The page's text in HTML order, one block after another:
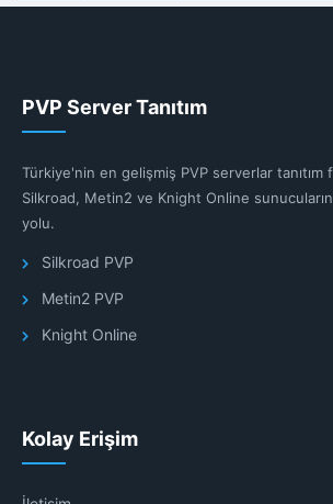
PVP Server Tanıtım
Türkiye'nin en gelişmiş PVP serverlar tanıtım
Silkroad, Metin2 ve Knight Online
yolu.
Silkroad PVP
Metin2 PVP
Knight Online
Kolay Erişim